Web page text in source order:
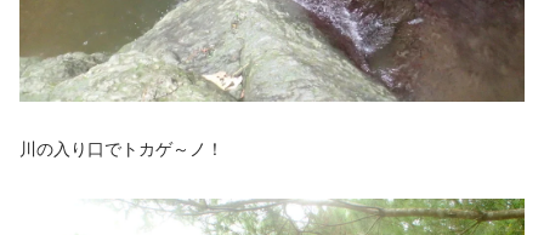
川の入り口でトカゲ～ノ！